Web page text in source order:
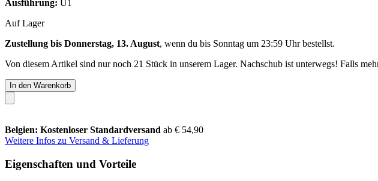
Ausführung: U1
Auf Lager
Zustellung bis Donnerstag, 13. August, wenn du bis Sonntag um 23:59 Uhrbestellst.
Von diesem Artikel sind nur noch 21 Stück in unserem Lager. Nachschub ist unterwegs! Falls
In den Warenkorb
Belgien: Kostenloser Standardversand ab € 54,90
Weitere Infos zu Versand & Lieferung
Eigenschaften und Vorteile